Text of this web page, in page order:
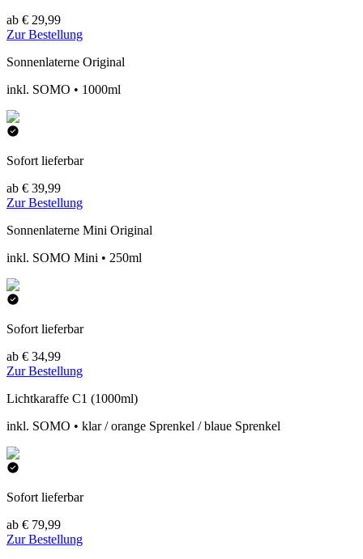
ab € 29,99
Zur Bestellung
Sonnenlaterne Original
inkl. SOMO • 1000ml
Sofort lieferbar
ab € 39,99
Zur Bestellung
Sonnenlaterne Mini Original
inkl. SOMO Mini • 250ml
Sofort lieferbar
ab € 34,99
Zur Bestellung
Lichtkaraffe C1 (1000ml)
inkl. SOMO • klar / orange Sprenkel / blaue Sprenkel
Sofort lieferbar
ab € 79,99
Zur Bestellung